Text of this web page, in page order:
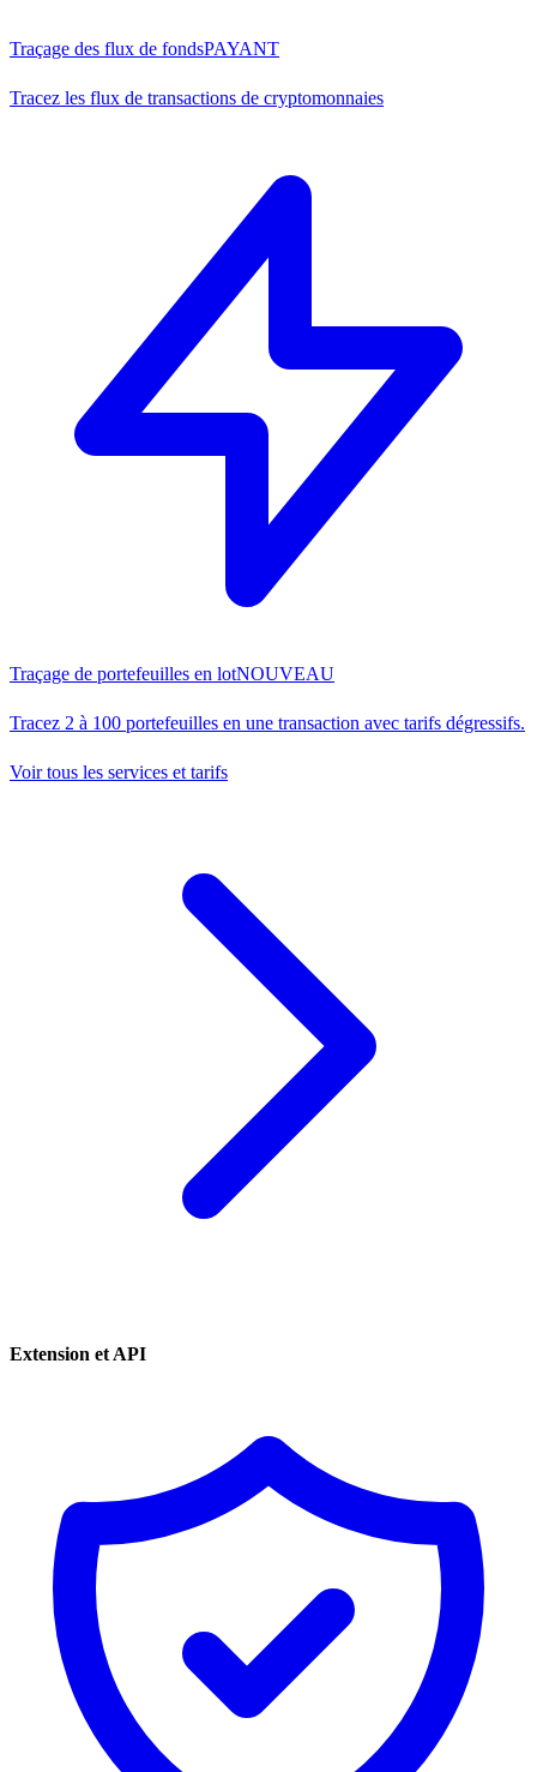
Traçage des flux de fondsPAYANT
Tracez les flux de transactions de cryptomonnaies
Traçage de portefeuilles en lotNOUVEAU
Tracez 2 à 100 portefeuilles en une transaction avec tarifs dégressifs.
Voir tous les services et tarifs
Extension et API